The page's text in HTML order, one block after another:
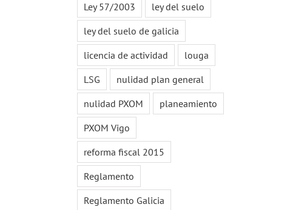
Ley 57/2003
ley del suelo
ley del suelo de galicia
licencia de actividad
louga
LSG
nulidad plan general
nulidad PXOM
planeamiento
PXOM Vigo
reforma fiscal 2015
Reglamento
Reglamento Galicia